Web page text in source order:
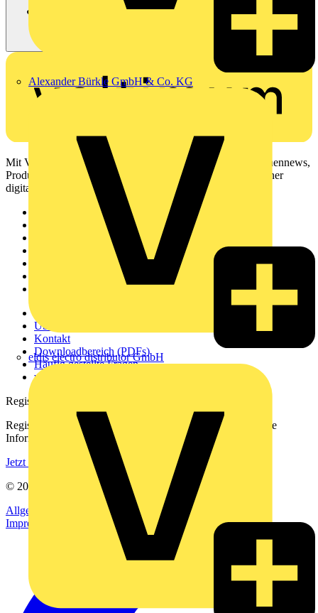
Alexander Bürkle GmbH & Co. KG
eldis electro distributor GmbH
Mit Voltimum erhalten Elektrofachkräfte Zugang zu Branchennews,
Produktinformationen, Schulungen und Tools – alles auf einer
digitalen Plattform und Community.
Über uns
Kontakt
Downloadbereich (PDFs)
Häufig gestellte Fragen
voltimum.com
Registrierung
Registrieren Sie sich kostenlos und erhalten Sie stets aktuelle
Informationen aus der Elektroindustrie.
Jetzt registrieren
© 2002-
Voltimum
Allgemeine Geschäftsbedingungen
Datenschutzerklärung
Impressum